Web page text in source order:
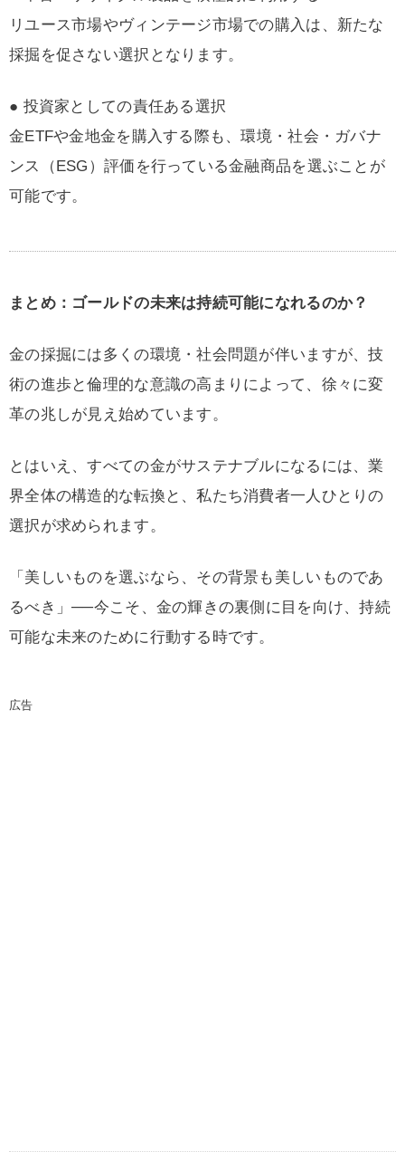
リユース市場やヴィンテージ市場での購入は、新たな
採掘を促さない選択となります。
● 投資家としての責任ある選択
金ETFや金地金を購入する際も、環境・社会・ガバナ
ンス（ESG）評価を行っている金融商品を選ぶことが
可能です。
まとめ：ゴールドの未来は持続可能になれるのか？
金の採掘には多くの環境・社会問題が伴いますが、技
術の進歩と倫理的な意識の高まりによって、徐々に変
革の兆しが見え始めています。
とはいえ、すべての金がサステナブルになるには、業
界全体の構造的な転換と、私たち消費者一人ひとりの
選択が求められます。
「美しいものを選ぶなら、その背景も美しいものであ
るべき」──今こそ、金の輝きの裏側に目を向け、持続
可能な未来のために行動する時です。
広告